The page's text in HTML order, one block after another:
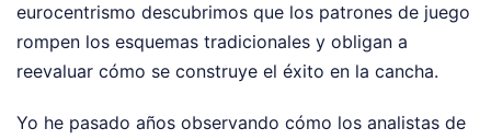
eurocentrismo descubrimos que los patrones de juego
rompen los esquemas tradicionales y obligan a
reevaluar cómo se construye el éxito en la cancha.
Yo he pasado años observando cómo los analistas de